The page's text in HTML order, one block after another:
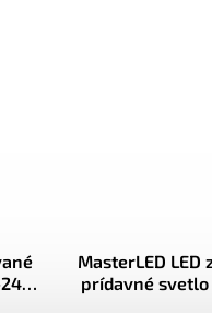
MasterLED
prídavné svetlo